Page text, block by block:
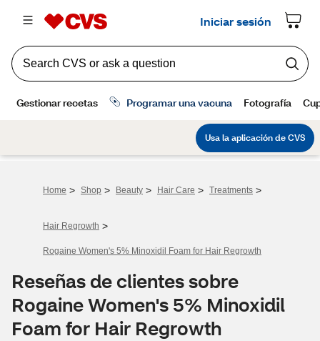
Home > Shop > Beauty > Hair Care > Treatments >
Hair Regrowth >
Rogaine Women's 5% Minoxidil Foam for Hair Regrowth
Reseñas de clientes sobre
Rogaine Women's 5% Minoxidil
Foam for Hair Regrowth